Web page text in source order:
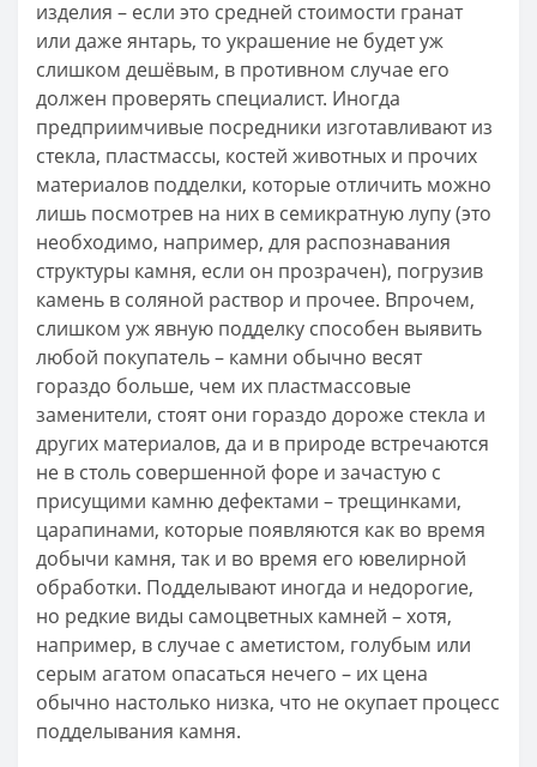
изделия – если это средней стоимости гранат
или даже янтарь, то украшение не будет уж
слишком дешёвым, в противном случае его
должен проверять специалист. Иногда
предприимчивые посредники изготавливают из
стекла, пластмассы, костей животных и прочих
материалов подделки, которые отличить можно
лишь посмотрев на них в семикратную лупу (это
необходимо, например, для распознавания
структуры камня, если он прозрачен), погрузив
камень в соляной раствор и прочее. Впрочем,
слишком уж явную подделку способен выявить
любой покупатель – камни обычно весят
гораздо больше, чем их пластмассовые
заменители, стоят они гораздо дороже стекла и
других материалов, да и в природе встречаются
не в столь совершенной форе и зачастую с
присущими камню дефектами – трещинками,
царапинами, которые появляются как во время
добычи камня, так и во время его ювелирной
обработки. Подделывают иногда и недорогие,
но редкие виды самоцветных камней – хотя,
например, в случае с аметистом, голубым или
серым агатом опасаться нечего – их цена
обычно настолько низка, что не окупает процесс
подделывания камня.